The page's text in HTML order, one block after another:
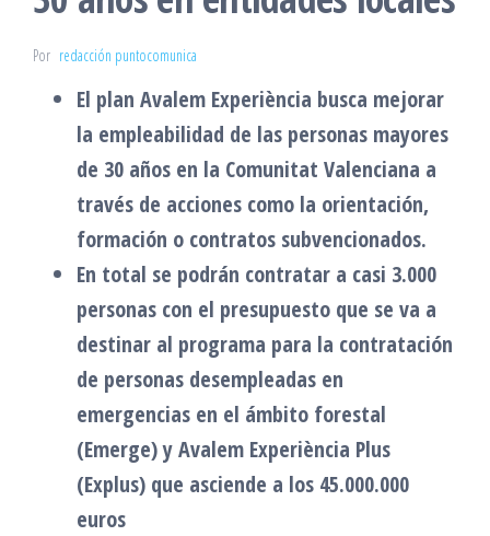
Por redacción puntocomunica
El plan Avalem Experiència busca mejorar
la empleabilidad de las personas mayores
de 30 años en la Comunitat Valenciana a
través de acciones como la orientación,
formación o contratos subvencionados.
En total se podrán contratar a casi 3.000
personas con el presupuesto que se va a
destinar al programa para la contratación
de personas desempleadas en
emergencias en el ámbito forestal
(Emerge) y Avalem Experiència Plus
(Explus) que asciende a los 45.000.000
euros